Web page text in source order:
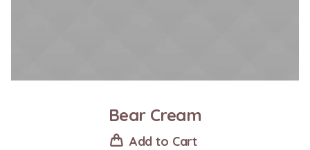
Bear Cream
Add to Cart